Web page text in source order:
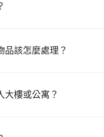
品該怎麼處理？
大樓或公寓？